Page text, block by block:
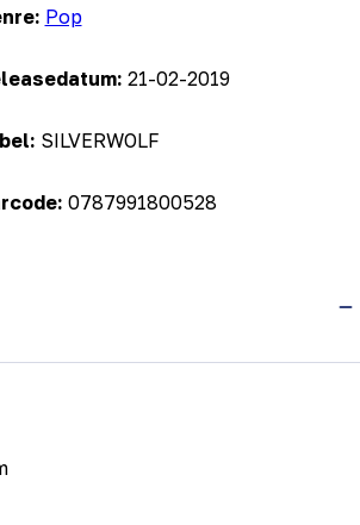
Pop
21-02-2019
SILVERWOLF
0787991800528